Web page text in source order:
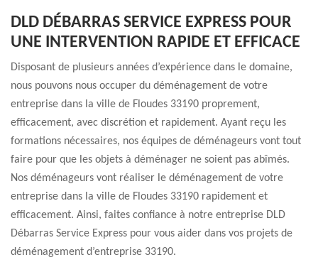
DLD DÉBARRAS SERVICE EXPRESS POUR
UNE INTERVENTION RAPIDE ET EFFICACE
Disposant de plusieurs années d’expérience dans le domaine,
nous pouvons nous occuper du déménagement de votre
entreprise dans la ville de Floudes 33190 proprement,
efficacement, avec discrétion et rapidement. Ayant reçu les
formations nécessaires, nos équipes de déménageurs vont tout
faire pour que les objets à déménager ne soient pas abîmés.
Nos déménageurs vont réaliser le déménagement de votre
entreprise dans la ville de Floudes 33190 rapidement et
efficacement. Ainsi, faites confiance à notre entreprise DLD
Débarras Service Express pour vous aider dans vos projets de
déménagement d’entreprise 33190.